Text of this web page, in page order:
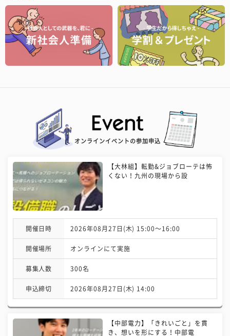
オンラインイベントの参加申込
【大林組】転勤&ジョブローテは怖
くない！九州の現場から設
開催日時 2026年08月27日(木) 15:00〜16:00
開催場所 オンラインにて実施
募集人数 300名
申込締切 2026年08月27日(木) 14:00
【中部電力】「きれいごと」を貫
き、想いを形にする！中部電